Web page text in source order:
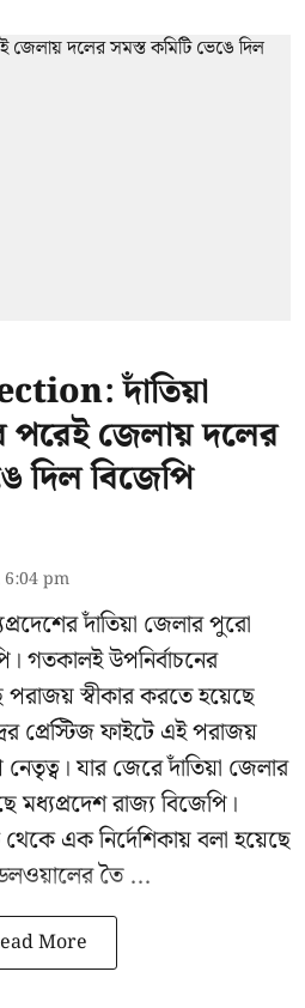
দাঁতিয়া
পরেই জেলায় দলের
দিল বিজেপি
6:04 pm
দাঁতিয়া জেলার পুরো
গতকালই উপনির্বাচনের
স্বীকার করতে হয়েছে
প্রেস্টিজ ফাইটে এই পরাজয়
যার জেরে দাঁতিয়া জেলার
মধ্যপ্রদেশ রাজ্য বিজেপি।
এক নির্দেশিকায় বলা হয়েছে
তৈ ...
More